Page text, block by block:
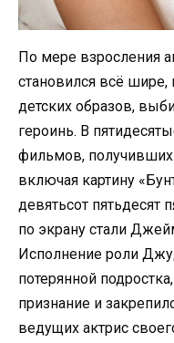
По мере взросления
становился всё шире,
детских образов,
героинь. В
фильмов,
включая картину
девятьсот пятьдесят
по экрану стали
Исполнение роли
потерянной
признание и
ведущих актрис